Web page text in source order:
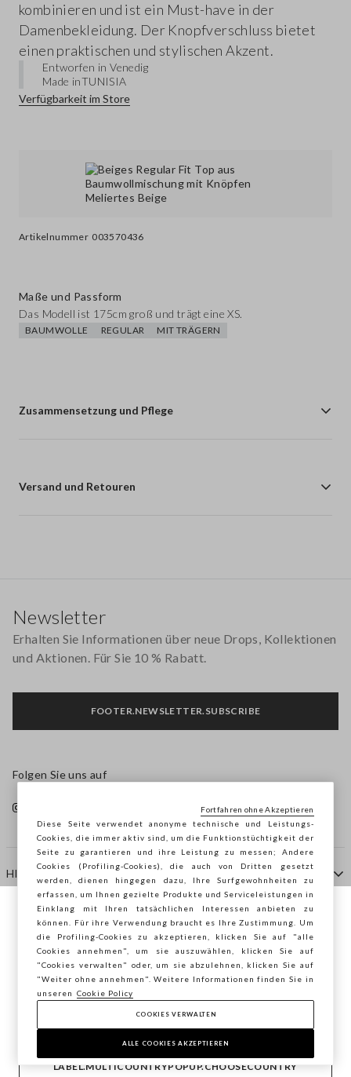
Artikelnummer 003570436
kombinieren und ist ein Must-have in der
Damenbekleidung. Der Knopfverschluss bietet
einen praktischen und stylischen Akzent.
Entworfen in Venedig
Made inTUNISIA
Verfügbarkeit im Store
Maße und Passform
Das Modell ist 175cm groß und trägt eine XS.
BAUMWOLLE REGULAR MIT TRÄGERN
Zusammensetzung und Pflege
Versand und Retouren
HILFE
AGENTUR
KONTAKTE
Newsletter
Erhalten Sie Informationen über neue Drops, Kollektionen
und Aktionen. Für Sie 10 % Rabatt.
FOOTER.NEWSLETTER.SUBSCRIBE
Folgen Sie uns auf
Copyright © Ovs S.p.A. MwSt.-Nr. 04240010274 - Kap.
Kap. 290.923.470 -2.4.0
Sie surfen auf der Seite von STEFANEL
Deutschland, möchten Sie Ihren Standort
speichern?
BESTÄTIGEN
LABEL.MULTICOUNTRYPOPUP.CHOOSECOUNTRY
footer.item.country Deutschland
Diese Seite verwendet anonyme technische und Leistungs-
Cookies, die immer aktiv sind, um die Funktionstüchtigkeit der
Seite zu garantieren und ihre Leistung zu messen; Andere
Cookies (Profiling-Cookies), die auch von Dritten gesetzt
werden, dienen hingegen dazu, Ihre Surfgewohnheiten zu
erfassen, um Ihnen gezielte Produkte und Serviceleistungen in
Einklang mit Ihren tatsächlichen Interessen anbieten zu
können. Für ihre Verwendung braucht es Ihre Zustimmung. Um
die Profiling-Cookies zu akzeptieren, klicken Sie auf "alle
Cookies annehmen", um sie auszuwählen, klicken Sie auf
"Cookies verwalten" oder, um sie abzulehnen, klicken Sie auf
"Weiter ohne annehmen". Weitere Informationen finden Sie in
unseren
Cookie Policy
COOKIES VERWALTEN
ALLE COOKIES AKZEPTIEREN
Fortfahren ohne Akzeptieren